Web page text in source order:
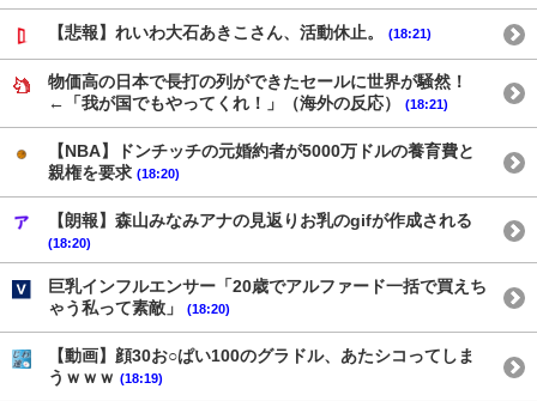
【悲報】れいわ大石あきこさん、活動休止。 (18:21)
物価高の日本で長打の列ができたセールに世界が騒然！
←「我が国でもやってくれ！」（海外の反応）
(18:21)
【NBA】ドンチッチの元婚約者が5000万ドルの養育費と
親権を要求 (18:20)
【朗報】森山みなみアナの見返りお乳のgifが作成される
(18:20)
巨乳インフルエンサー「20歳でアルファード一括で買えち
ゃう私って素敵」
(18:20)
【動画】顔30お○ぱい100のグラドル、あたシコってしま
うｗｗｗ (18:19)